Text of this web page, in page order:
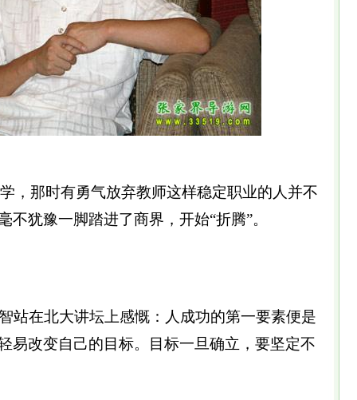
那时有勇气放弃教师这样稳定职业的人并不
犹豫一脚踏进了商界，开始“折腾”。
在北大讲坛上感慨：人成功的第一要素便是
易改变自己的目标。目标一旦确立，要坚定不